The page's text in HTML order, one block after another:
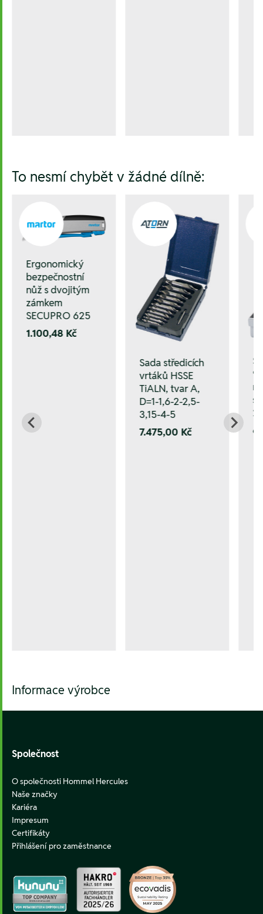
To nesmí chybět v žádné dílně:
Ergonomický
bezpečnostní
nůž s dvojitým
zámkem
SECUPRO 625
1.100,48 Kč
Sada středicích
vrtáků HSSE
TiALN, tvar A,
D=1-1,6-2-2,5-
3,15-4-5
7.475,00 Kč
Informace výrobce
Společnost
O společnosti Hommel Hercules
Naše značky
Kariéra
Impresum
Certifikáty
Přihlášení pro zaměstnance